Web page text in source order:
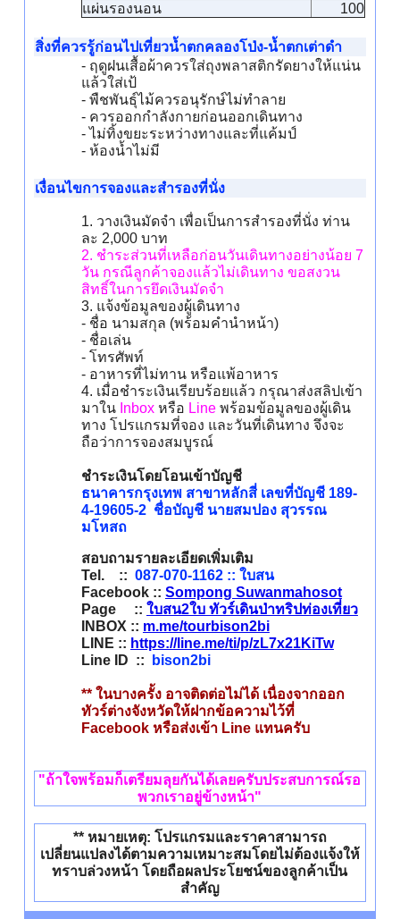
แผ่นรองนอน
100
สิ่งที่ควรรู้ก่อนไปเที่ยวน้ำตกคลองโป่ง-น้ำตกเต่าดำ
- ฤดูฝนเสื้อผ้าควรใส่ถุงพลาสติกรัดยางให้แน่น
แล้วใส่เป้
- พืชพันธุ์ไม้ควรอนุรักษ์ไม่ทำลาย
- ควรออกกำลังกายก่อนออกเดินทาง
- ไม่ทิ้งขยะระหว่างทางและที่แค้มป์
- ห้องน้ำไม่มี
เงื่อนไขการจองและสำรองที่นั่ง
1. วางเงินมัดจำ เพื่อเป็นการสำรองที่นั่ง ท่าน
ละ 2,000 บาท
2. ชำระส่วนที่เหลือก่อนวันเดินทางอย่างน้อย 7
วัน กรณีลูกค้าจองแล้วไม่เดินทาง ขอสงวน
สิทธิ์ในการยึดเงินมัดจำ
3. แจ้งข้อมูลของผู้เดินทาง
- ชื่อ นามสกุล (พร้อมคำนำหน้า)
- ชื่อเล่น
- โทรศัพท์
- อาหารที่ไม่ทาน หรือแพ้อาหาร
4. เมื่อชำระเงินเรียบร้อยแล้ว กรุณาส่งสลิปเข้า
มาใน Inboxหรือ Lineพร้อมข้อมูลของผู้เดิน
ทาง โปรแกรมที่จอง และวันที่เดินทาง จึงจะ
ถือว่าการจองสมบูรณ์
ชำระเงินโดยโอนเข้าบัญชี
ธนาคารกรุงเทพ สาขาหลักสี่ เลขที่บัญชี 189-
4-19605-2 ชื่อบัญชี นายสมปอง สุวรรณ
มโหสถ
สอบถามรายละเอียดเพิ่มเติม
Tel. :: 087-070-1162 :: ใบสน
Facebook :: Sompong Suwanmahosot
Page :: ใบสน2ใบ ทัวร์เดินป่าทริปท่องเที่ยว
INBOX :: m.me/tourbison2bi
LINE :: https://line.me/ti/p/zL7x21KiTw
Line ID ::
bison2bi
** ในบางครั้ง อาจติดต่อไม่ได้ เนื่องจากออก
ทัวร์ต่างจังหวัดให้ฝากข้อความไว้ที่
Facebook หรือส่งเข้า Line แทนครับ
"ถ้าใจพร้อมก็เตรียมลุยกันได้เลยครับประสบการณ์รอ
พวกเราอยู่ข้างหน้า"
** หมายเหตุ: โปรแกรมและราคาสามารถ
เปลี่ยนแปลงได้ตามความเหมาะสมโดยไม่ต้องแจ้งให้
ทราบล่วงหน้า โดยถือผลประโยชน์ของลูกค้าเป็น
สำคัญ